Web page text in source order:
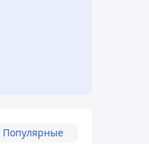
Популярные